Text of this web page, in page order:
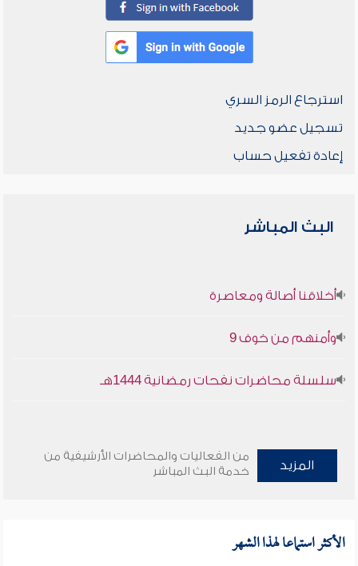
استرجاع الرمز السري
تسجيل عضو جديد
إعادة تفعيل حساب
البث المباشر
أخلاقنا أصالة ومعاصرة
وأمنهم من خوف 9
سلسلة محاضرات نفحات رمضانية 1444هـ
المزيد
من الفعاليات والمحاضرات الأرشيفية من
خدمة البث المباشر
الأكثر استماعا لهذا الشهر